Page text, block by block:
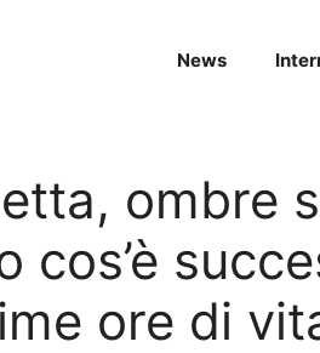
News
ombre
cos’è
ore di